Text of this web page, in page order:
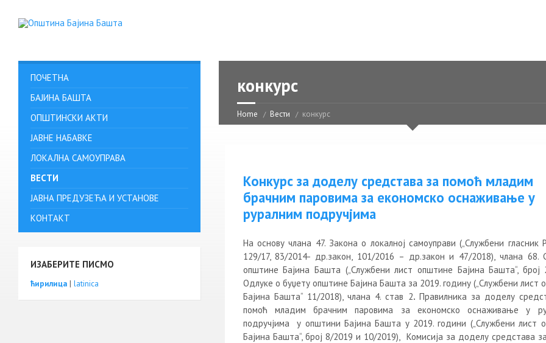
конкурс
Home Вести конкурс
Конкурс за доделу средстава за помоћ младим
брачним паровима за економско оснаживање у
руралним подручјима
На основу члана 47. Закона о локалној самоуправи („Службени гласник
129/17, 83/2014- др.закон, 101/2016 – др.закон и 47/2018), члана 68.
општине Бајина Башта („Службени лист општине Бајина Башта“, број
Одлуке о буџету општине Бајина Башта за 2019. годину („Службени лист
Бајина Башта“ 11/2018), члана 4. став 2. Правилника за доделу
помоћ младим брачним паровима за економско оснаживање у
подручјима у општини Бајина Башта у 2019. години („Службени лист
Бајина Башта“, број 8/2019 и 10/2019), Комисија за доделу средстава
ПОЧЕТНА
БАЈИНА БАШТА
ОПШТИНСКИ АКТИ
ЈАВНЕ НАБАВКЕ
ЛОКАЛНА САМОУПРАВА
ВЕСТИ
ЈАВНА ПРЕДУЗЕЋА И УСТАНОВЕ
КОНТАКТ
ИЗАБЕРИТЕ ПИСМО
ћирилица | latinica